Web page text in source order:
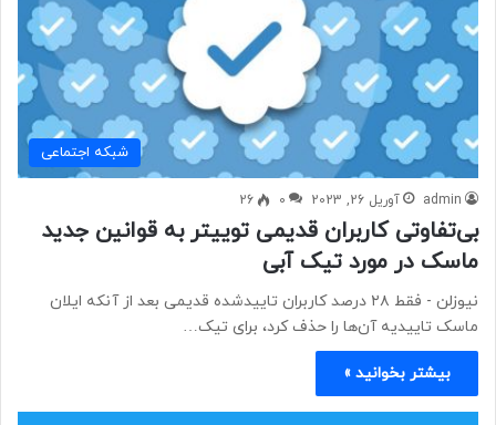
شبكه اجتماعی
admin آوریل 26, 2023 0
26
بی‌تفاوتی کاربران قدیمی توییتر به قوانین جدید
ماسک در مورد تیک آبی
نیوزلن - فقط ۲۸ درصد کاربران تاییدشده قدیمی بعد از آنکه ایلان
ماسک تاییدیه آن‌ها را حذف کرد، برای تیک…
بیشتر بخوانید »